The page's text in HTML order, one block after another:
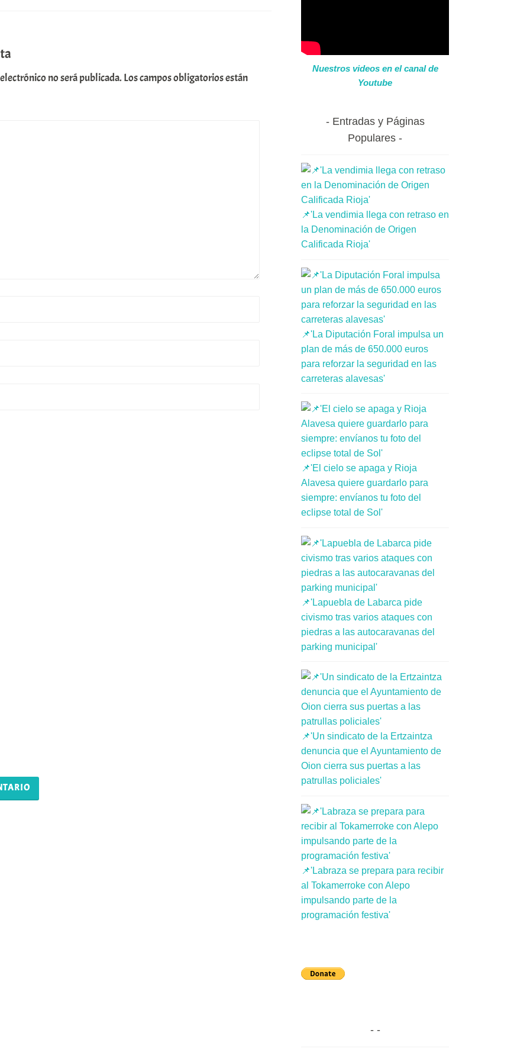
no será publicada. Los campos obligatorios están
Nuestros videos en el canal de
Youtube
Entradas y Páginas
Populares
📌'La vendimia llega con retraso en
la Denominación de Origen
Calificada Rioja'
📌'La Diputación Foral impulsa un
plan de más de 650.000 euros
para reforzar la seguridad en las
carreteras alavesas'
📌'El cielo se apaga y Rioja
Alavesa quiere guardarlo para
siempre: envíanos tu foto del
eclipse total de Sol'
📌'Lapuebla de Labarca pide
civismo tras varios ataques con
piedras a las autocaravanas del
parking municipal'
📌'Un sindicato de la Ertzaintza
denuncia que el Ayuntamiento de
Oion cierra sus puertas a las
patrullas policiales'
📌'Labraza se prepara para recibir
al Tokamerroke con Alepo
impulsando parte de la
programación festiva'